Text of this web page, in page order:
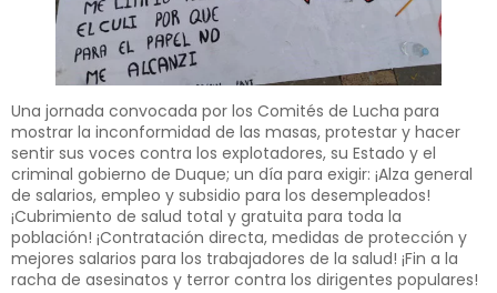
Una jornada convocada por los Comités de Lucha para
mostrar la inconformidad de las masas, protestar y hacer
sentir sus voces contra los explotadores, su Estado y el
criminal gobierno de Duque; un día para exigir: ¡Alza general
de salarios, empleo y subsidio para los desempleados!
¡Cubrimiento de salud total y gratuita para toda la
población! ¡Contratación directa, medidas de protección y
mejores salarios para los trabajadores de la salud! ¡Fin a la
racha de asesinatos y terror contra los dirigentes populares!